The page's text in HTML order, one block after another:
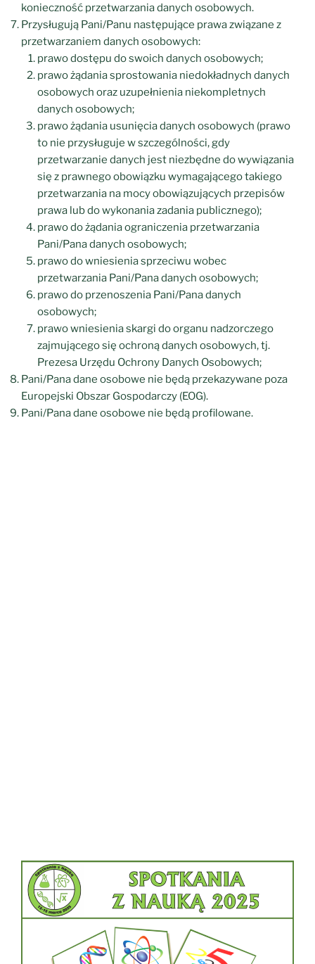
konieczność przetwarzania danych osobowych.
Przysługują Pani/Panu następujące prawa związane z
przetwarzaniem danych osobowych:
prawo dostępu do swoich danych osobowych;
prawo żądania sprostowania niedokładnych danych
osobowych oraz uzupełnienia niekompletnych
danych osobowych;
prawo żądania usunięcia danych osobowych (prawo
to nie przysługuje w szczególności, gdy
przetwarzanie danych jest niezbędne do wywiązania
się z prawnego obowiązku wymagającego takiego
przetwarzania na mocy obowiązujących przepisów
prawa lub do wykonania zadania publicznego);
prawo do żądania ograniczenia przetwarzania
Pani/Pana danych osobowych;
prawo do wniesienia sprzeciwu wobec
przetwarzania Pani/Pana danych osobowych;
prawo do przenoszenia Pani/Pana danych
osobowych;
prawo wniesienia skargi do organu nadzorczego
zajmującego się ochroną danych osobowych, tj.
Prezesa Urzędu Ochrony Danych Osobowych;
Pani/Pana dane osobowe nie będą przekazywane poza
Europejski Obszar Gospodarczy (EOG).
Pani/Pana dane osobowe nie będą profilowane.